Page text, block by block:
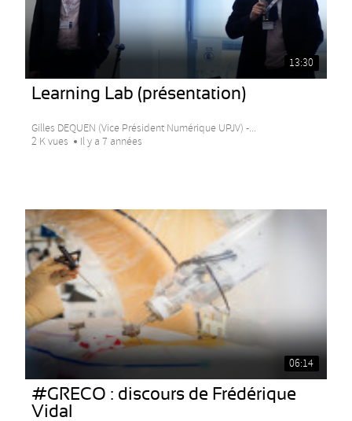
13:30
Learning Lab (présentation)
Gilles DEQUEN (Vice Président Numérique UPJV) -...
2 K vues
Il y a 7 années
06:14
#GRECO : discours de Frédérique
Vidal